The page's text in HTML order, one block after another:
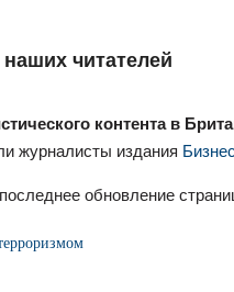
читателей
контента в
журналисты издания
обновление